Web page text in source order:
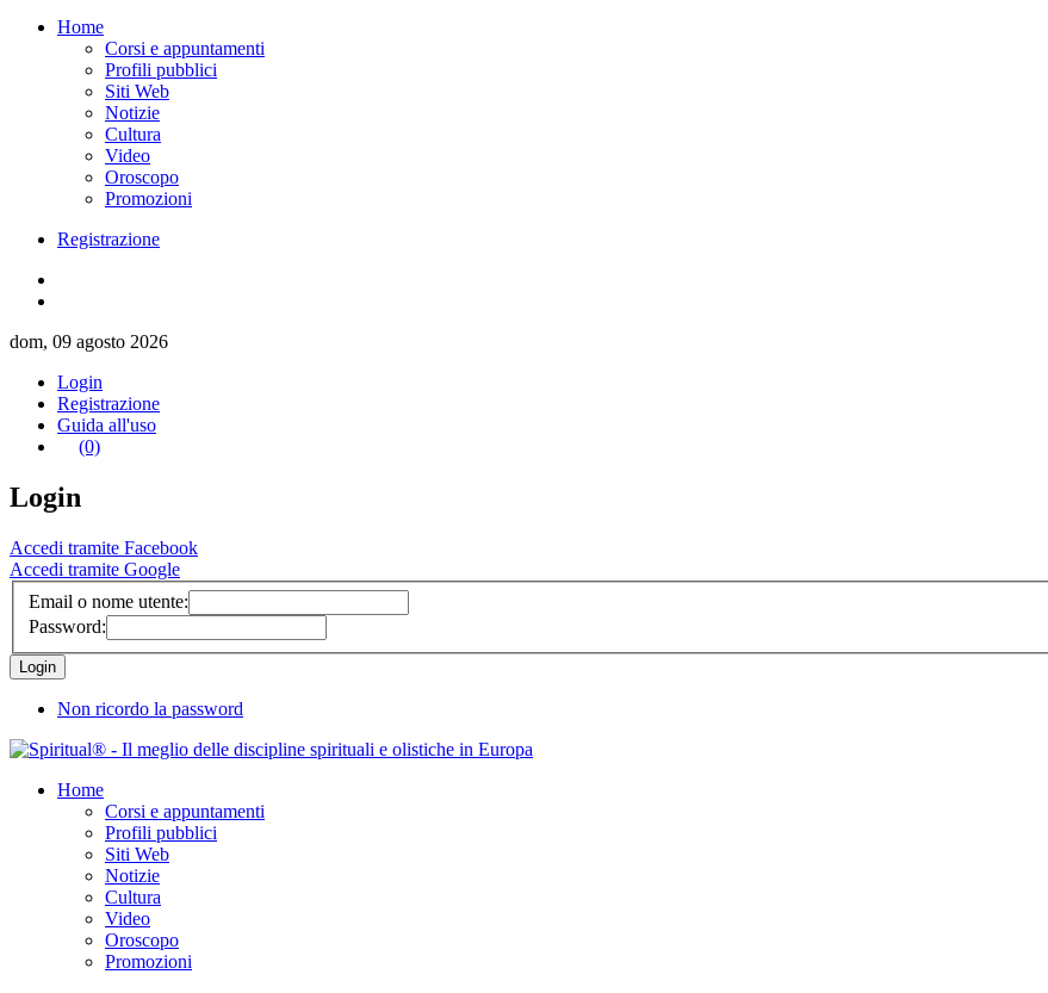
Home
Corsi e appuntamenti
Profili pubblici
Siti Web
Notizie
Cultura
Video
Oroscopo
Promozioni
Registrazione
dom, 09 agosto 2026
Login
Registrazione
Guida all'uso
(0)
Login
Accedi tramite Facebook
Accedi tramite Google
Email o nome utente:
Password:
Non ricordo la password
Home
Corsi e appuntamenti
Profili pubblici
Siti Web
Notizie
Cultura
Video
Oroscopo
Promozioni